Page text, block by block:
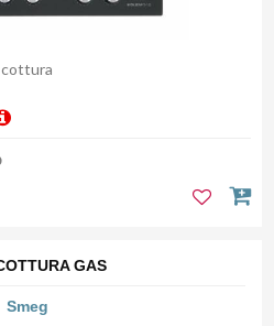
cottura
GAS
Smeg